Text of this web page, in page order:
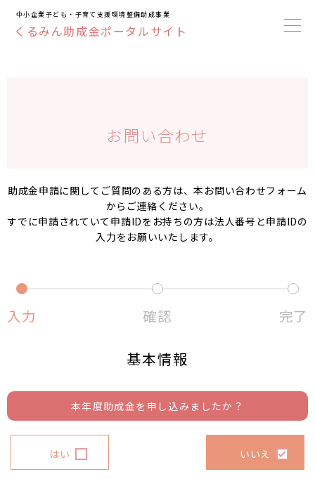
中小企業子ども・子育て支援環境整備助成事業
くるみん助成金ポータルサイト
お問い合わせ
助成金申請に関してご質問のある方は、本お問い合わせフォーム
からご連絡ください。
すでに申請されていて申請IDをお持ちの方は法人番号と申請IDの
入力をお願いいたします。
入力 確認 完了
基本情報
本年度助成金を申し込みましたか？
はい いいえ